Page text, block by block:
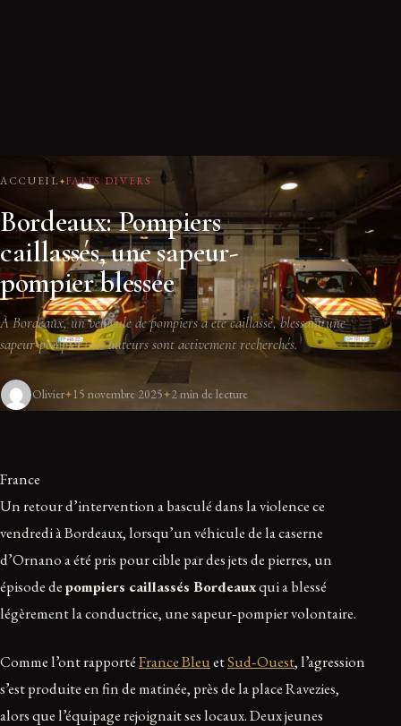
ACCUEIL FAITS DIVERS
Bordeaux: Pompiers
caillassés, une sapeur-
pompier blessée
À Bordeaux, un véhicule de pompiers a été caillassé, blessant une
sapeur-pompier. Les auteurs sont activement recherchés.
Olivier 15 novembre 2025 2 min de lecture
France
Un retour d’intervention a basculé dans la violence ce
vendredi à Bordeaux, lorsqu’un véhicule de la caserne
d’Ornano a été pris pour cible par des jets de pierres, un
épisode depompiers caillassés Bordeauxqui a blessé
légèrement la conductrice, une sapeur‑pompier volontaire.
Comme l’ont rapportéFrance BleuetSud‑Ouest, l’agression
s’est produite en fin de matinée, près de la place Ravezies,
alors que l’équipage rejoignait ses locaux. Deux jeunes